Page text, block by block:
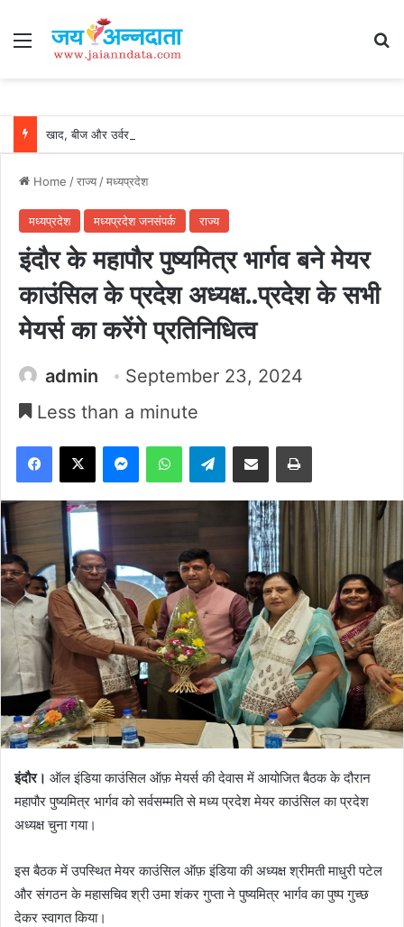
Menu
Home /राज्य/मध्यप्रदेश
मध्यप्रदेश मध्यप्रदेश जनसंपर्क राज्य
इंदौर के महापौर पुष्यमित्र भार्गव बने मेयर
काउंसिल के प्रदेश अध्यक्ष..प्रदेश के सभी
मेयर्स का करेंगे प्रतिनिधित्व
admin
September 23, 2024
Less than a minute
Facebook
X MessengerWhatsAppTelegramShare via Email Print
इंदौर। ऑल इंडिया काउंसिल ऑफ़ मेयर्स की देवास में आयोजित बैठक के दौरान
महापौर पुष्यमित्र भार्गव को सर्वसम्मति से मध्य प्रदेश मेयर काउंसिल का प्रदेश
अध्यक्ष चुना गया।
इस बैठक में उपस्थित मेयर काउंसिल ऑफ़ इंडिया की अध्यक्ष श्रीमती माधुरी पटेल
और संगठन के महासचिव श्री उमा शंकर गुप्ता ने पुष्यमित्र भार्गव का पुष्प गुच्छ
देकर स्वागत किया।